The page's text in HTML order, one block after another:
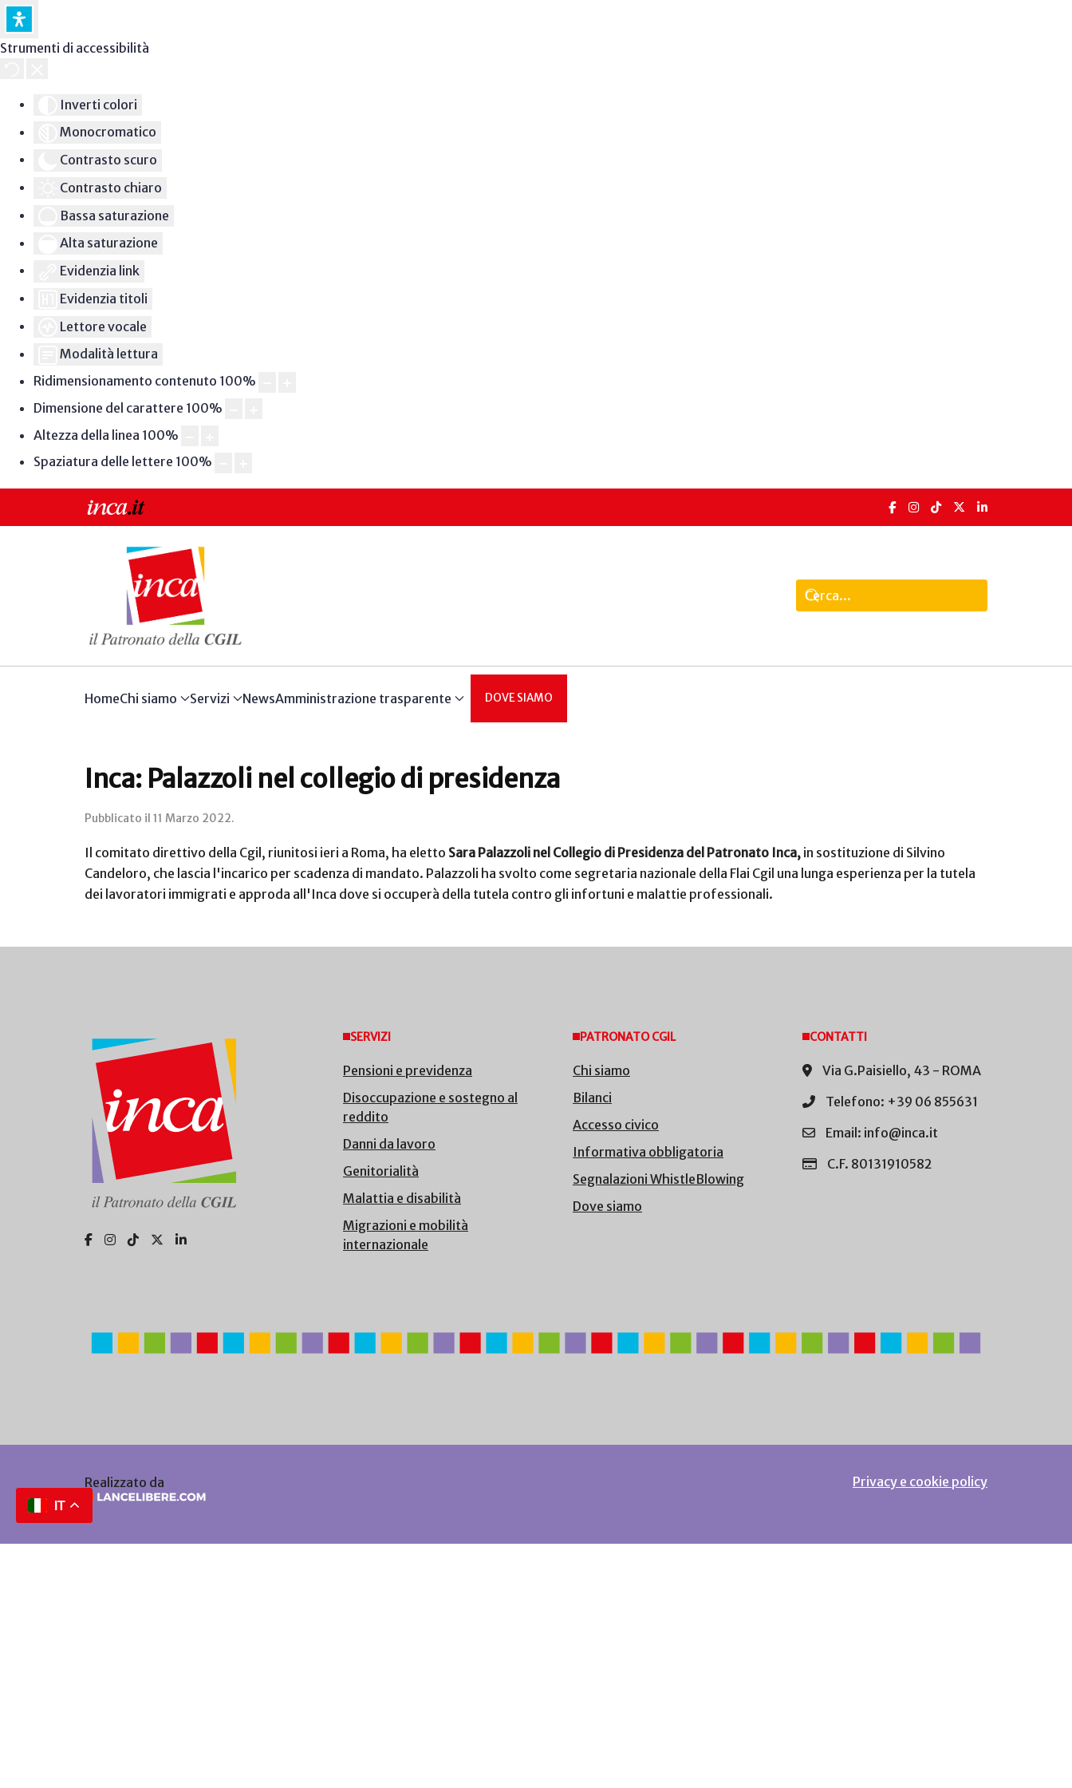
Strumenti di accessibilità
Inverti colori
Monocromatico
Contrasto scuro
Contrasto chiaro
Bassa saturazione
Alta saturazione
Evidenzia link
Evidenzia titoli
Lettore vocale
Modalità lettura
Ridimensionamento contenuto 100%
Dimensione del carattere 100%
Altezza della linea 100%
Spaziatura delle lettere 100%
HomeChi siamo Servizi NewsAmministrazione trasparente DOVE SIAMO
Inca: Palazzoli nel collegio di presidenza
Pubblicato il 11 Marzo 2022.
Il comitato direttivo della Cgil, riunitosi ieri a Roma, ha eletto Sara Palazzoli nel Collegio di Presidenza del Patronato Inca, in sostituzione di Silvino
Candeloro, che lascia l'incarico per scadenza di mandato. Palazzoli ha svolto come segretaria nazionale della Flai Cgil una lunga esperienza per la tutela
dei lavoratori immigrati e approda all'Inca dove si occuperà della tutela contro gli infortuni e malattie professionali.
SERVIZI
Pensioni e previdenza
Disoccupazione e sostegno al
reddito
Danni da lavoro
Genitorialità
Malattia e disabilità
Migrazioni e mobilità
internazionale
PATRONATO CGIL
Chi siamo
Bilanci
Accesso civico
Informativa obbligatoria
Segnalazioni WhistleBlowing
Dove siamo
CONTATTI
Via G.Paisiello, 43 - ROMA
Telefono: +39 06 855631
Email: info@inca.it
C.F. 80131910582
Realizzato da Privacy e cookie policy
IT